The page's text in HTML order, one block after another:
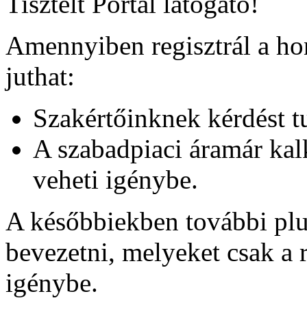
Amennyiben regisztrál a
juthat:
Szakértőinknek kérdést
A szabadpiaci áramár
veheti igénybe.
A későbbiekben további
bevezetni, melyeket csak
igénybe.